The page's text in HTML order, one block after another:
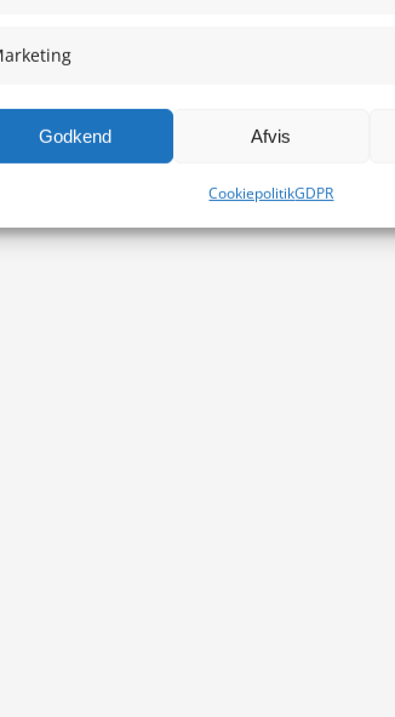
Godkend Afvis
CookiepolitikGDPR